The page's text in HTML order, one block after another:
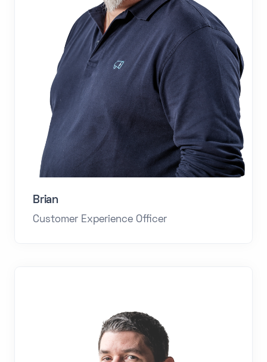
Brian
Customer Experience Officer